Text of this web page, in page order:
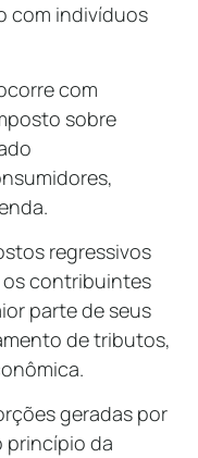
com indivíduos
com
sobre
regressivos
os contribuintes
parte de seus
de tributos,
geradas por
princípio da